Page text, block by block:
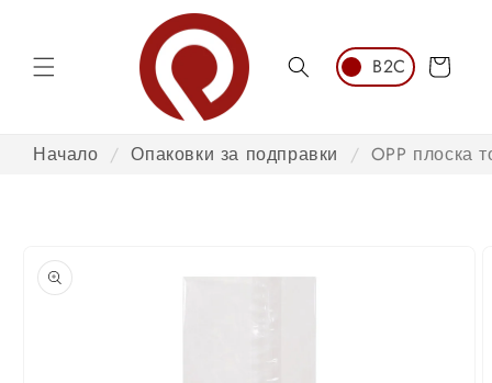
Количка
Начало / Опаковки за подправки / OPP плоска
информация
за продукта